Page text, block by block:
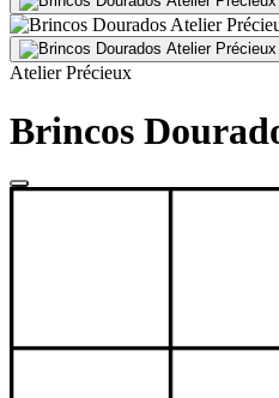
+de 36.000 reviews
Atelier Précieux
Brincos